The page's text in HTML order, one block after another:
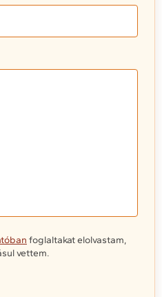
foglaltakat elolvastam,
vettem.